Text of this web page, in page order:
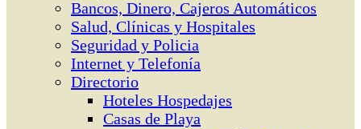
Bancos, Dinero, Cajeros Automáticos
Salud, Clínicas y Hospitales
Seguridad y Policia
Internet y Telefonía
Directorio
Hoteles Hospedajes
Casas de Playa